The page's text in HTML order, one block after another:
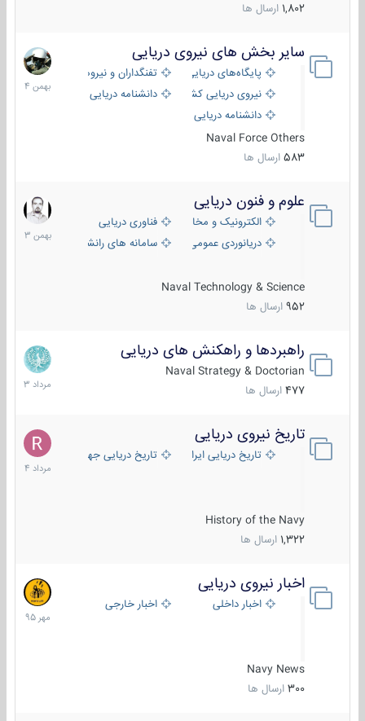
1,802 ارسال ها
سایر بخش های نیروی دریایی
پایگاه‌های دریایی
تفنگداران و نیروهای ویژه‌ی دریایی
نیروی دریایی کشورهای مختلفدانشنامه دریایی
دانشنامه دریایی کپی
Naval Force Others
583 ارسال ها
22
بهمن
1404
علوم و فنون دریایی
الکترونیک و مخابرات دریاییفناوری دریایی
دریانوردی عمومی
سامانه های رانشی دریایی
Naval Technology & Science
952 ارسال ها
6
بهمن
1403
راهبردها و راهکنش های دریایی
Naval Strategy & Doctorian
477 ارسال ها
2
مرداد
1403
تاریخ نیروی دریایی
تاریخ دریایی ایران تاریخ دریایی جهان
History of the Navy
1,322 ارسال ها
16
مرداد
1404
اخبار نیروی دریایی
اخبار داخلی اخبار خارجی
Navy News
300 ارسال ها
27
مهر
1395